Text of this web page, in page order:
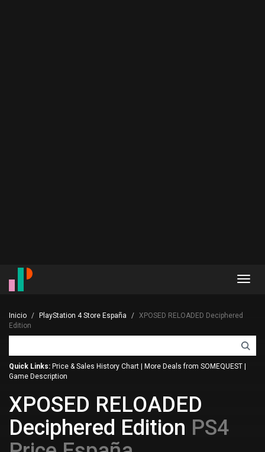
Inicio PlayStation 4 Store España
XPOSED RELOADED Deciphered
Edition
Quick Links: Price & Sales History Chart More Deals from SOMEQUEST
Game Description
XPOSED RELOADED
Deciphered Edition PS4